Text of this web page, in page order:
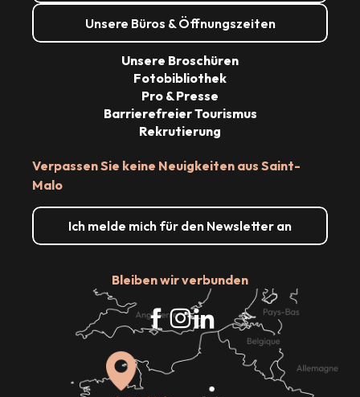
Unsere Büros & Öffnungszeiten
Verpassen Sie keine Neuigkeiten aus Saint-
Malo
Ich melde mich für den Newsletter an
Bleiben wir verbunden
Unsere Broschüren
Fotobibliothek
Pro & Presse
Barrierefreier Tourismus
Rekrutierung